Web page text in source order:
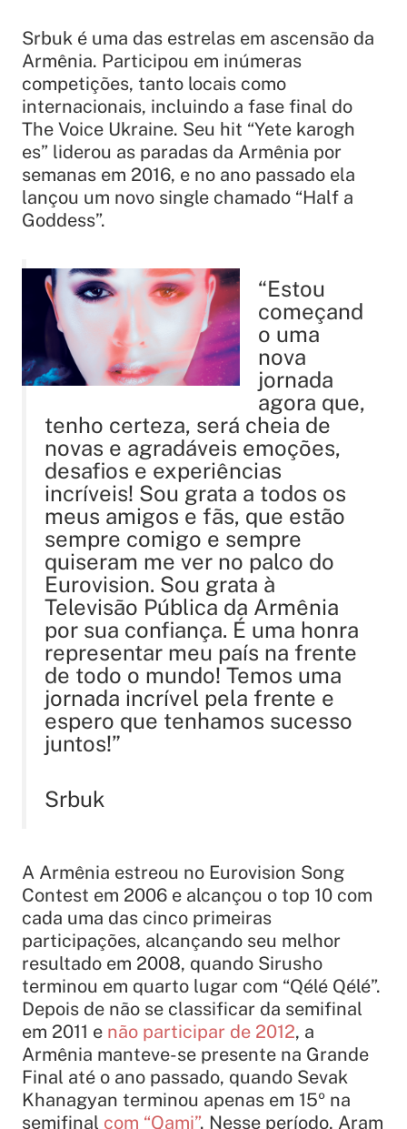
Srbuk é uma das estrelas em ascensão da
Armênia. Participou em inúmeras
competições, tanto locais como
internacionais, incluindo a fase final do
The Voice Ukraine. Seu hit “Yete karogh
es” liderou as paradas da Armênia por
semanas em 2016, e no ano passado ela
lançou um novo single chamado “Half a
Goddess”.
“Estou
começand
o uma
nova
jornada
agora que,
tenho certeza, será cheia de
novas e agradáveis ​​emoções,
desafios e experiências
incríveis! Sou grata a todos os
meus amigos e fãs, que estão
sempre comigo e sempre
quiseram me ver no palco do
Eurovision. Sou grata à
Televisão Pública da Armênia
por sua confiança. É uma honra
representar meu país na frente
de todo o mundo! Temos uma
jornada incrível pela frente e
espero que tenhamos sucesso
juntos!”
Srbuk
A Armênia estreou no Eurovision Song
Contest em 2006 e alcançou o top 10 com
cada uma das cinco primeiras
participações, alcançando seu melhor
resultado em 2008, quando Sirusho
terminou em quarto lugar com “Qélé Qélé”.
Depois de não se classificar da semifinal
em 2011 e não participar de 2012, a
Armênia manteve-se presente na Grande
Final até o ano passado, quando Sevak
Khanagyan terminou apenas em 15º na
semifinal com “Qami”. Nesse período, Aram